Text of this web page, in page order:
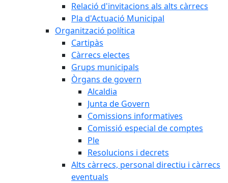
Relació d'invitacions als alts càrrecs
Pla d'Actuació Municipal
Organització política
Cartipàs
Càrrecs electes
Grups municipals
Òrgans de govern
Alcaldia
Junta de Govern
Comissions informatives
Comissió especial de comptes
Ple
Resolucions i decrets
Alts càrrecs, personal directiu i càrrecs
eventuals